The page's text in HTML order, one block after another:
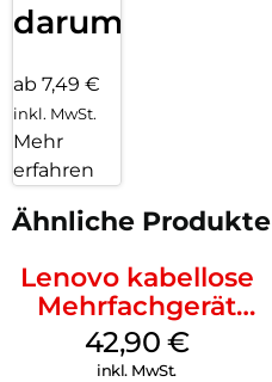
darum!
ab 7,49 €
inkl. MwSt.
Mehr
erfahren
Ähnliche Produkte
Lenovo kabellose
Mehrfachgerät
Luna Grey
42,90 €
inkl. MwSt.